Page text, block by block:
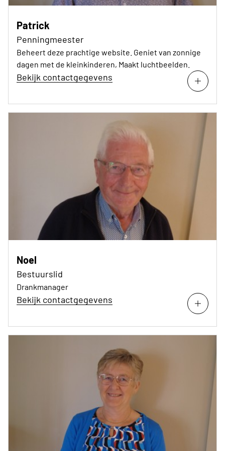
Patrick
Penningmeester
Beheert deze prachtige website. Geniet van zonnige
dagen met de kleinkinderen, Maakt luchtbeelden.
Bekijk contactgegevens
Noel
Bestuurslid
Drankmanager
Bekijk contactgegevens